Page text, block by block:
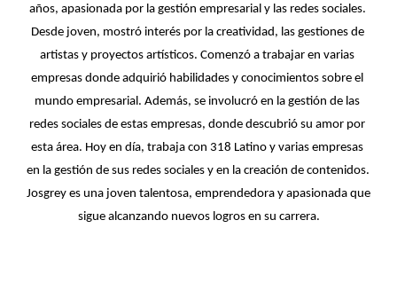
años, apasionada por la gestión empresarial y las redes sociales.
Desde joven, mostró interés por la creatividad, las gestiones de
artistas y proyectos artísticos. Comenzó a trabajar en varias
empresas donde adquirió habilidades y conocimientos sobre el
mundo empresarial. Además, se involucró en la gestión de las
redes sociales de estas empresas, donde descubrió su amor por
esta área. Hoy en día, trabaja con 318 Latino y varias empresas
en la gestión de sus redes sociales y en la creación de contenidos.
Josgrey es una joven talentosa, emprendedora y apasionada que
sigue alcanzando nuevos logros en su carrera.